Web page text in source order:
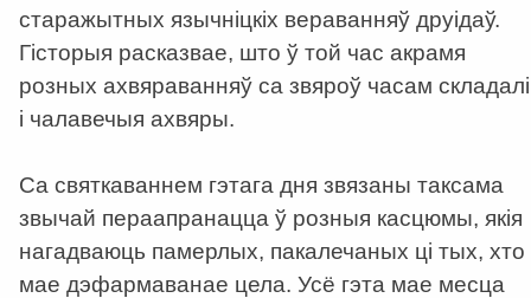
старажытных язычніцкіх вераванняў друідаў.
Гісторыя расказвае, што ў той час акрамя
розных ахвяраванняў са звяроў часам складалі
і чалавечыя ахвяры.
Са святкаваннем гэтага дня звязаны таксама
звычай пераапранацца ў розныя касцюмы, якія
нагадваюць памерлых, пакалечаных ці тых, хто
мае дэфармаванае цела. Усё гэта мае месца